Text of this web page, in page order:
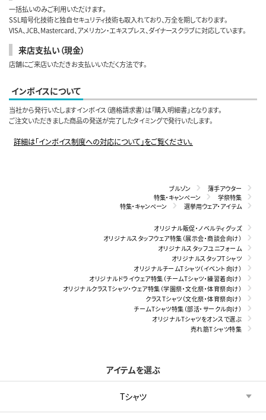
一括払いのみご利用いただけます。
SSL暗号化技術と独自セキュリティ技術も取入れており、万全を期しております。
VISA、JCB、Mastercard、アメリカン・エキスプレス、ダイナースクラブに対応しています。
来店支払い（現金）
店舗にご来店いただきお支払いいただく方法です。
インボイスについて
当社から発行いたしますインボイス（適格請求書）は「購入明細書」となります。
ご注文いただきました商品の発送が完了したタイミングで発行いたします。
詳細は「インボイス制度への対応について」をご覧ください。
ブルゾン
薄手アウター
特集・キャンペーン
学祭特集
特集・キャンペーン
選挙用ウェア・アイテム
オリジナル販促・ノベルティグッズ
オリジナルスタッフウェア特集（展示会・商談会向け）
オリジナルスタッフユニフォーム
オリジナルスタッフTシャツ
オリジナルチームTシャツ（イベント向け）
オリジナルドライウェア特集（チームTシャツ・練習着向け）
オリジナルクラスTシャツ・ウェア特集（学園祭・文化祭・体育祭向け）
クラスTシャツ（文化祭・体育祭向け）
チームTシャツ特集（部活・サークル向け）
オリジナルTシャツをオンスで選ぶ
売れ筋Tシャツ特集
アイテムを選ぶ
Tシャツ